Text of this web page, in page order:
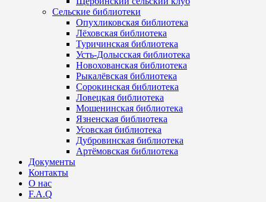
Сельские библиотеки
Опухликовская библиотека
Лёховская библиотека
Туричинская библиотека
Усть-Долысская библиотека
Новохованская библиотека
Рыкалёвская библиотека
Сорокинская библиотека
Ловецкая библиотека
Мошенинская библиотека
Язненская библиотека
Усовская библиотека
Дубровинская библиотека
Артёмовская библиотека
Документы
Контакты
О нас
F.A.Q